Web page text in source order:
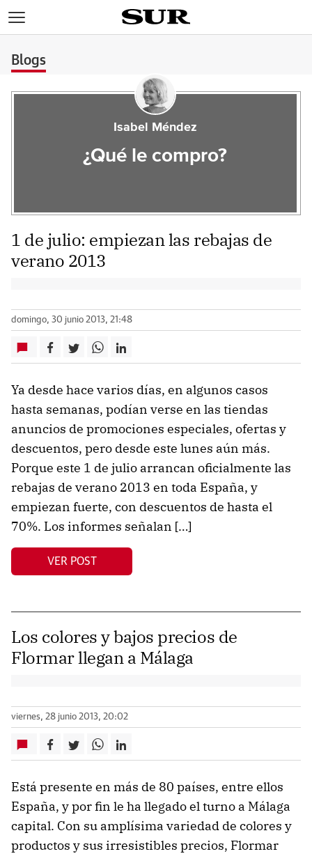
Blogs
Isabel Méndez
¿Qué le compro?
1 de julio: empiezan las rebajas de
verano 2013
domingo, 30 junio 2013, 21:48
Ya desde hace varios días, en algunos casos
hasta semanas, podían verse en las tiendas
anuncios de promociones especiales, ofertas y
descuentos, pero desde este lunes aún más.
Porque este 1 de julio arrancan oficialmente las
rebajas de verano 2013 en toda España, y
empiezan fuerte, con descuentos de hasta el
70%. Los informes señalan […]
VER POST
Los colores y bajos precios de
Flormar llegan a Málaga
viernes, 28 junio 2013, 20:02
Está presente en más de 80 países, entre ellos
España, y por fin le ha llegado el turno a Málaga
capital. Con su amplísima variedad de colores y
productos y sus irresistibles precios, Flormar